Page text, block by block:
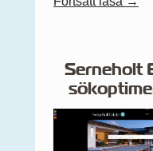
Serneholt